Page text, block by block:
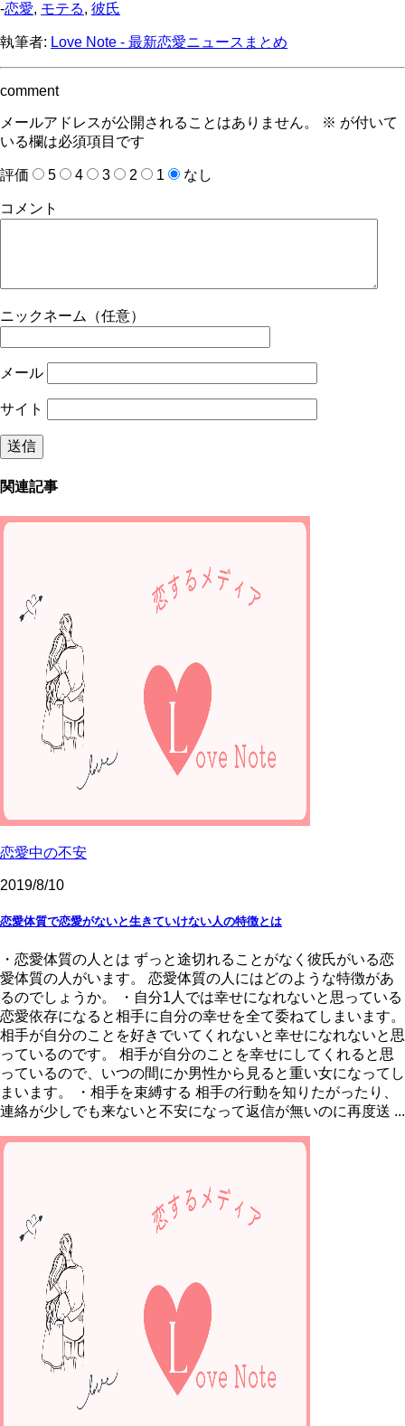
-恋愛, モテる, 彼氏
執筆者: Love Note - 最新恋愛ニュースまとめ
comment
メールアドレスが公開されることはありません。 ※ が付いて
いる欄は必須項目です
評価 5 4 3 2 1 なし
コメント
ニックネーム（任意）
メール
サイト
関連記事
恋愛中の不安
2019/8/10
恋愛体質で恋愛がないと生きていけない人の特徴とは
・恋愛体質の人とは ずっと途切れることがなく彼氏がいる恋
愛体質の人がいます。 恋愛体質の人にはどのような特徴があ
るのでしょうか。 ・自分1人では幸せになれないと思っている
恋愛依存になると相手に自分の幸せを全て委ねてしまいます。
相手が自分のことを好きでいてくれないと幸せになれないと思
っているのです。 相手が自分のことを幸せにしてくれると思
っているので、いつの間にか男性から見ると重い女になってし
まいます。 ・相手を束縛する 相手の行動を知りたがったり、
連絡が少しでも来ないと不安になって返信が無いのに再度送 ...